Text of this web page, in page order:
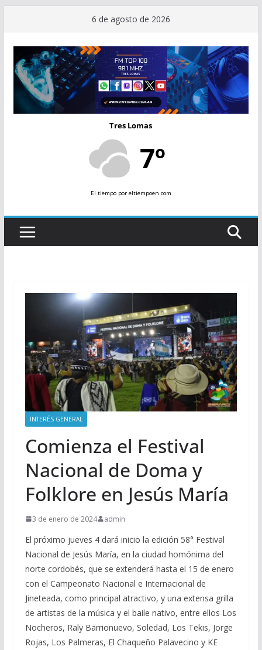
contenido
6 de agosto de 2026
Tres Lomas
7º
El tiempopor eltiempoen.com
INTERÉS GENERAL
Comienza el Festival
Nacional de Doma y
Folklore en Jesús María
3 de enero de 2024 admin
El próximo jueves 4 dará inicio la edición 58° Festival
Nacional de Jesús María, en la ciudad homónima del
norte cordobés, que se extenderá hasta el 15 de enero
con el Campeonato Nacional e Internacional de
Jineteada, como principal atractivo, y una extensa grilla
de artistas de la música y el baile nativo, entre ellos Los
Nocheros, Raly Barrionuevo, Soledad, Los Tekis, Jorge
Rojas, Los Palmeras, El Chaqueño Palavecino y KE